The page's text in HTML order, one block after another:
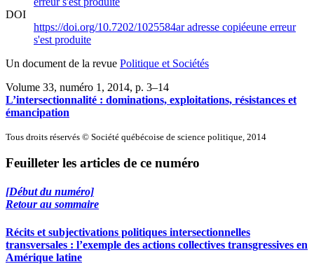
DOI
https://doi.org/10.7202/1025584aradresse copiéeune erreur
s'est produite
Un document de la revue Politique et Sociétés
Volume 33, numéro 1, 2014, p. 3–14
L’intersectionnalité : dominations, exploitations, résistances et
émancipation
Tous droits réservés © Société québécoise de science politique, 2014
Feuilleter les articles de ce numéro
[Début du numéro]
Retour au sommaire
Récits et subjectivations politiques intersectionnelles
transversales : l’exemple des actions collectives transgressives en
Amérique latine